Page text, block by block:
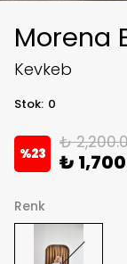
Morena
Kevkeb
Stok: 0
%23
₺
₺
Renk